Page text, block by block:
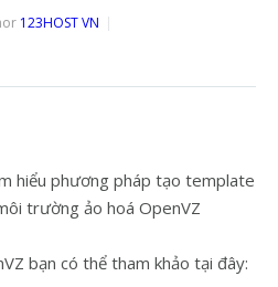
123HOST VN
hiểu phương pháp tạo template
trường ảo hoá OpenVZ
bạn có thể tham khảo tại đây: